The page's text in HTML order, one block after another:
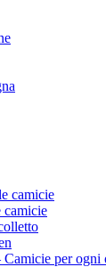
camicie
camicie
Camicie per ogni